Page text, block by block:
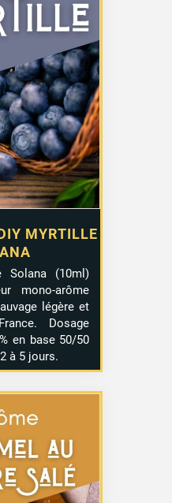
MYRTILLE
Solana (10ml)
mono-arôme
légère et
Dosage
en base 50/50
à 5 jours.